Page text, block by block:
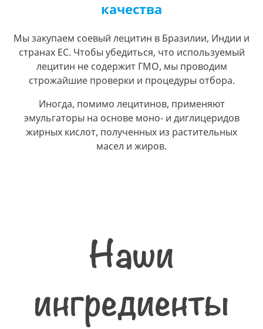
качества
Мы закупаем соевый лецитин в Бразилии, Индии и
странах ЕС. Чтобы убедиться, что используемый
лецитин не содержит ГМО, мы проводим
строжайшие проверки и процедуры отбора.
Иногда, помимо лецитинов, применяют
эмульгаторы на основе моно- и диглицеридов
жирных кислот, полученных из растительных
масел и жиров.
Наши
ингредиенты